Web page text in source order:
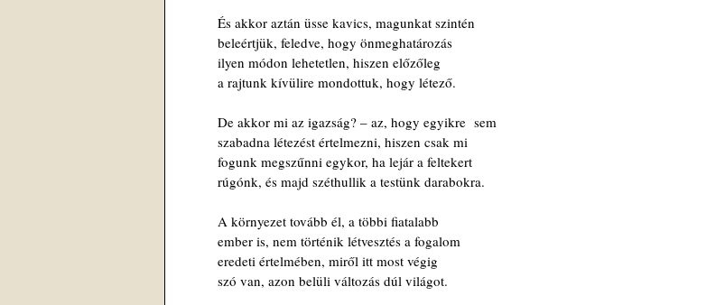
És akkor aztán üsse kavics, magunkat szintén
beleértjük, feledve, hogy önmeghatározás
ilyen módon lehetetlen, hiszen előzőleg
a rajtunk kívülire mondottuk, hogy létező.
De akkor mi az igazság? – az, hogy egyikre  sem
szabadna létezést értelmezni, hiszen csak mi
fogunk megszűnni egykor, ha lejár a feltekert
rúgónk, és majd széthullik a testünk darabokra.
A környezet tovább él, a többi fiatalabb
ember is, nem történik létvesztés a fogalom
eredeti értelmében, miről itt most végig
szó van, azon belüli változás dúl világot.